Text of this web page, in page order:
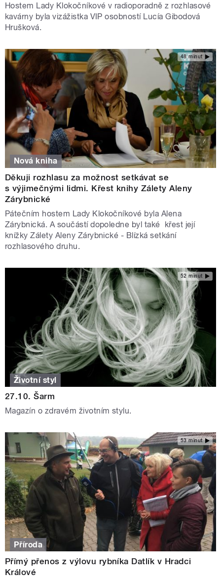
Hostem Lady Klokočníkové v radioporadně z rozhlasové
kavárny byla vizážistka VIP osobností Lucía Gibodová
Hrušková.
48 minut
Nová kniha
Děkuji rozhlasu za možnost setkávat se
s výjimečnými lidmi. Křest knihy Zálety Aleny
Zárybnické
Pátečním hostem Lady Klokočníkové byla Alena
Zárybnická. A součástí dopoledne byl také křest její
knížky Zálety Aleny Zárybnické - Blízká setkání
rozhlasového druhu.
52 minut
Životní styl
27.10. Šarm
Magazín o zdravém životním stylu.
53 minut
Příroda
Přímý přenos z výlovu rybníka Datlík v Hradci
Králové